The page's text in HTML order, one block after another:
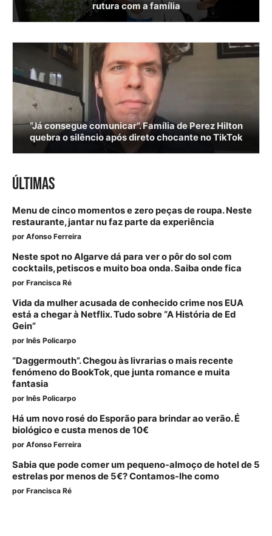
rutura com a família
“Já consegue comunicar”. Família de Perez Hilton
quebra o silêncio após direto chocante no TikTok
ÚLTIMAS
Menu de cinco momentos e zero peças de roupa. Neste
restaurante, jantar nu faz parte da experiência
por Afonso Ferreira
Neste spot no Algarve dá para ver o pôr do sol com
cocktails, petiscos e muito boa onda. Saiba onde fica
por Francisca Ré
Vida da mulher acusada de conhecido crime nos EUA
está a chegar à Netflix. Tudo sobre “A História de Ed
Gein”
por Inês Policarpo
“Daggermouth”. Chegou às livrarias o mais recente
fenómeno do BookTok, que junta romance e muita
fantasia
por Inês Policarpo
Há um novo rosé do Esporão para brindar ao verão. É
biológico e custa menos de 10€
por Afonso Ferreira
Sabia que pode comer um pequeno-almoço de hotel de 5
estrelas por menos de 5€? Contamos-lhe como
por Francisca Ré